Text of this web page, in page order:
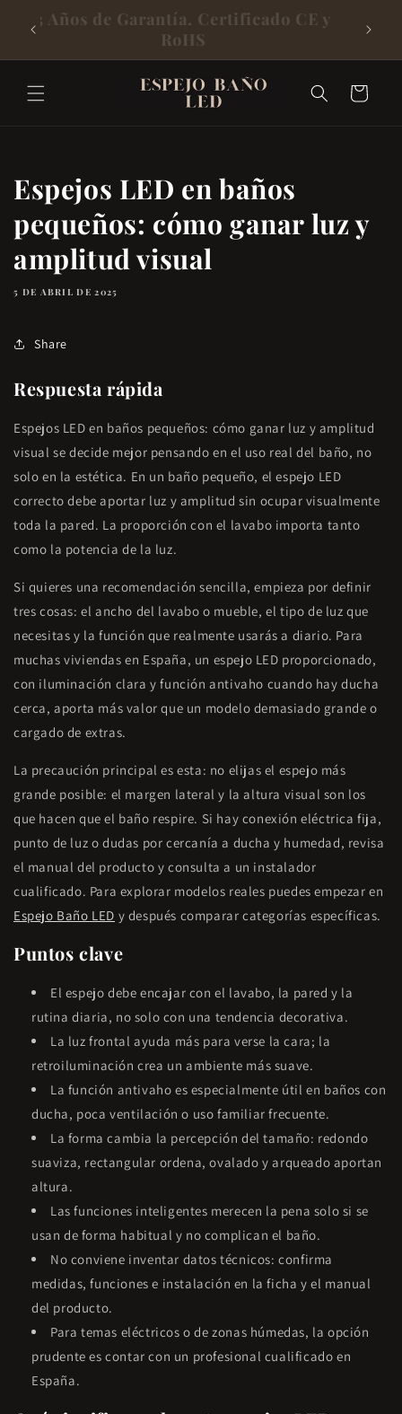
Contenido
Envío Rápido y Gratis a Toda España
desde Almacén Local
Carrito
Espejos LED en baños
pequeños: cómo ganar luz y
amplitud visual
5 DE ABRIL DE 2025
Share
Respuesta rápida
Espejos LED en baños pequeños: cómo ganar luz y amplitud
visual se decide mejor pensando en el uso real del baño, no
solo en la estética. En un baño pequeño, el espejo LED
correcto debe aportar luz y amplitud sin ocupar visualmente
toda la pared. La proporción con el lavabo importa tanto
como la potencia de la luz.
Si quieres una recomendación sencilla, empieza por definir
tres cosas: el ancho del lavabo o mueble, el tipo de luz que
necesitas y la función que realmente usarás a diario. Para
muchas viviendas en España, un espejo LED proporcionado,
con iluminación clara y función antivaho cuando hay ducha
cerca, aporta más valor que un modelo demasiado grande o
cargado de extras.
La precaución principal es esta: no elijas el espejo más
grande posible: el margen lateral y la altura visual son los
que hacen que el baño respire. Si hay conexión eléctrica fija,
punto de luz o dudas por cercanía a ducha y humedad, revisa
el manual del producto y consulta a un instalador
cualificado. Para explorar modelos reales puedes empezar en
Espejo Baño LED y después comparar categorías específicas.
Puntos clave
El espejo debe encajar con el lavabo, la pared y la
rutina diaria, no solo con una tendencia decorativa.
La luz frontal ayuda más para verse la cara; la
retroiluminación crea un ambiente más suave.
La función antivaho es especialmente útil en baños con
ducha, poca ventilación o uso familiar frecuente.
La forma cambia la percepción del tamaño: redondo
suaviza, rectangular ordena, ovalado y arqueado aportan
altura.
Las funciones inteligentes merecen la pena solo si se
usan de forma habitual y no complican el baño.
No conviene inventar datos técnicos: confirma
medidas, funciones e instalación en la ficha y el manual
del producto.
Para temas eléctricos o de zonas húmedas, la opción
prudente es contar con un profesional cualificado en
España.